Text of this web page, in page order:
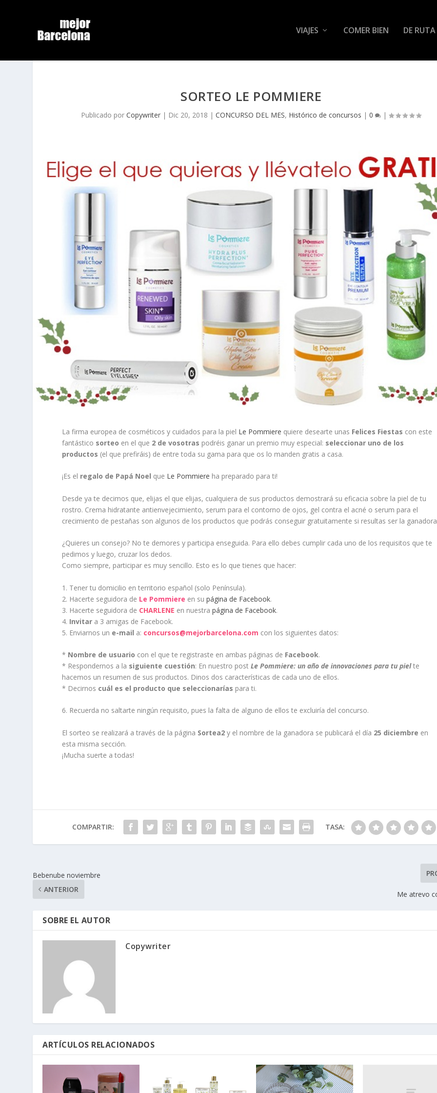
VIAJES COMER BIEN DE RUTA
SORTEO LE POMMIERE
Publicado porCopywriter | Dic 20, 2018 |CONCURSO DEL MES, Histórico de concursos |0 |
La firma europea de cosméticos y cuidados para la piel Le Pommiere quiere desearte unas Felices Fiestas con este
fantástico sorteo en el que 2 de vosotras podréis ganar un premio muy especial: seleccionar uno de los
productos (el que prefiráis) de entre toda su gama para que os lo manden gratis a casa.
¡Es el regalo de Papá Noel que Le Pommiere ha preparado para ti!
Desde ya te decimos que, elijas el que elijas, cualquiera de sus productos demostrará su eficacia sobre la piel de tu
rostro. Crema hidratante antienvejecimiento, serum para el contorno de ojos, gel contra el acné o serum para el
crecimiento de pestañas son algunos de los productos que podrás conseguir gratuitamente si resultas ser la
¿Quieres un consejo? No te demores y participa enseguida. Para ello debes cumplir cada uno de los requisitos que te
pedimos y luego, cruzar los dedos.
Como siempre, participar es muy sencillo. Esto es lo que tienes que hacer:
1. Tener tu domicilio en territorio español (solo Península).
2. Hacerte seguidora de Le Pommiere en supágina de Facebook.
3. Hacerte seguidora de CHARLENE en nuestrapágina de Facebook.
4. Invitar a 3 amigas de Facebook.
5. Enviarnos un e-mail a: concursos@mejorbarcelona.com con los siguientes datos:
* Nombre de usuario con el que te registraste en ambas páginas de Facebook.
* Respondernos a la siguiente cuestión: En nuestro postLe Pommiere: un año de innovaciones para tu pielte
hacemos un resumen de sus productos. Dinos dos características de cada uno de ellos.
* Decirnos cuál es el producto que seleccionarías para ti.
6. Recuerda no saltarte ningún requisito, pues la falta de alguno de ellos te excluiría del concurso.
El sorteo se realizará a través de la página Sortea2 y el nombre de la ganadora se publicará el día 25 diciembre en
esta misma sección.
¡Mucha suerte a todas!
COMPARTIR: TASA:
Bebenube noviembre
ANTERIOR
Me atrevo
SOBRE EL AUTOR
Copywriter
ARTÍCULOS RELACIONADOS